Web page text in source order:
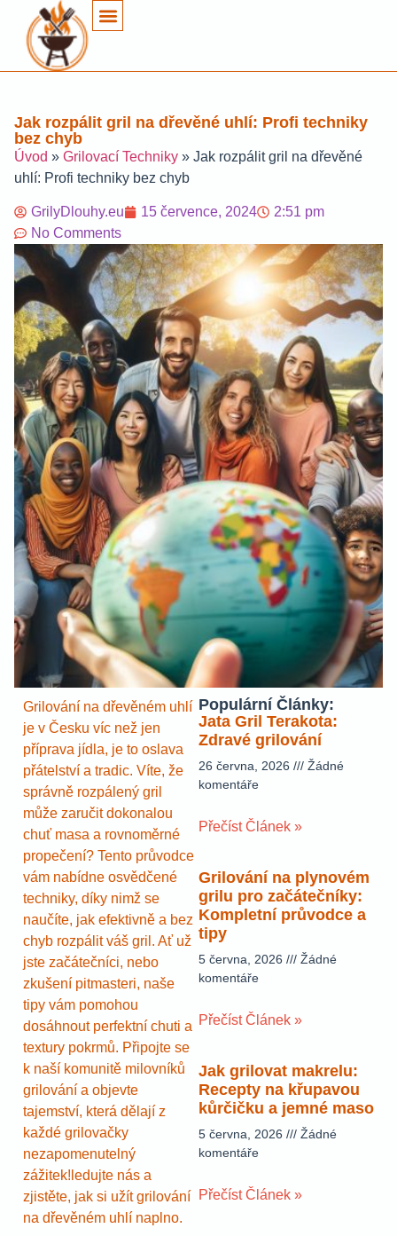
Jak rozpálit gril na dřevěné uhlí: Profi techniky
bez chyb
Úvod » Grilovací Techniky » Jak rozpálit gril na dřevěné
uhlí: Profi techniky bez chyb
GrilyDlouhy.eu 15 července, 2024
2:51 pm
No Comments
Grilování na dřevěném uhlí
je v Česku víc než jen
příprava jídla, je to oslava
přátelství a tradic. Víte, že
správně rozpálený gril
může zaručit dokonalou
chuť masa a rovnoměrné
propečení? Tento průvodce
vám nabídne osvědčené
techniky, díky nimž se
naučíte, jak efektivně a bez
chyb rozpálit váš gril. Ať už
jste začátečníci, nebo
zkušení pitmasteri, naše
tipy vám pomohou
dosáhnout perfektní chuti a
textury pokrmů. Připojte se
k naší komunitě milovníků
grilování a objevte
tajemství, která dělají z
každé grilovačky
nezapomenutelný
zážitek!ledujte nás a
zjistěte, jak si užít grilování
na dřevěném uhlí naplno.
Populární Články:
Jata Gril Terakota:
Zdravé grilování
26 června, 2026
Žádné
komentáře
Přečíst Článek »
Grilování na plynovém
grilu pro začátečníky:
Kompletní průvodce a
tipy
5 června, 2026
Žádné
komentáře
Přečíst Článek »
Jak grilovat makrelu:
Recepty na křupavou
kůrčičku a jemné maso
5 června, 2026
Žádné
komentáře
Přečíst Článek »